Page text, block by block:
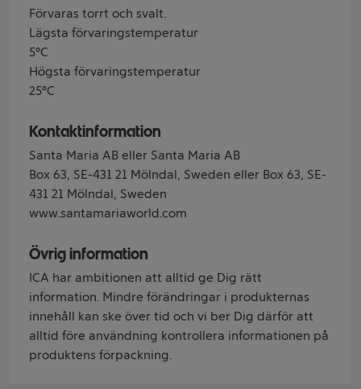
Förvaras torrt och svalt.
Lägsta förvaringstemperatur
5°C
Högsta förvaringstemperatur
25°C
Kontaktinformation
Santa Maria AB eller Santa Maria AB
Box 63, SE-431 21 Mölndal, Sweden eller Box 63, SE-
431 21 Mölndal, Sweden
www.santamariaworld.com
Övrig information
ICA har ambitionen att alltid ge Dig rätt
information. Mindre förändringar i produkternas
innehåll kan ske över tid och vi ber Dig därför att
alltid före användning kontrollera informationen på
produktens förpackning.